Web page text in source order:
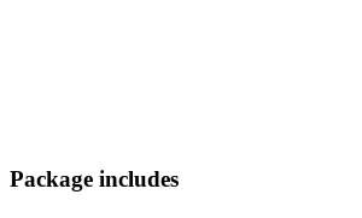
Package includes